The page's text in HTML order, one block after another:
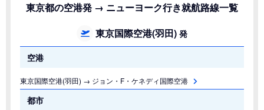
東京都の空港発 → ニューヨーク行き就航路線一覧
東京国際空港(羽田) 発
空港
東京国際空港(羽田) → ジョン・F・ケネディ国際空港
都市